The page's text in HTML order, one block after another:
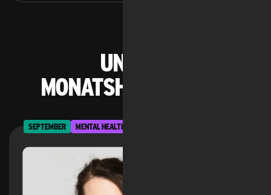
Unsere
Monatsheld*innen:
SEPTEMBER MENTAL HEALTH